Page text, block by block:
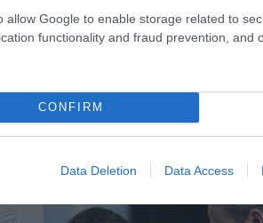
allow Google to enable storage related to
functionality and fraud prevention, and
CONFIRM
Data Deletion Data Access
ζώνης, για μία ακόμη φορά
να ταυτισθεί αυτή με το εύρος των 10 ν.μ.
ν.μ.
ακούειν ακουέτω!